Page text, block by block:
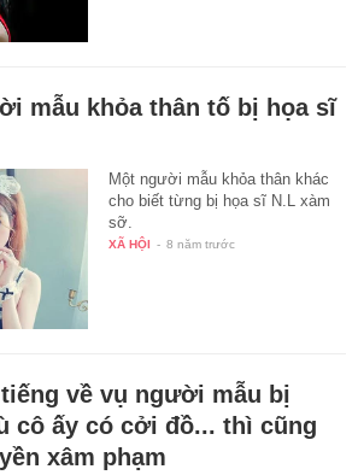
mẫu khỏa thân tố bị họa sĩ
Một người mẫu khỏa thân khác
cho biết từng bị họa sĩ N.L xàm
sỡ.
XÃ HỘI - 8 năm trước
về vụ người mẫu bị
cô ấy có cởi đồ... thì cũng
xâm phạm